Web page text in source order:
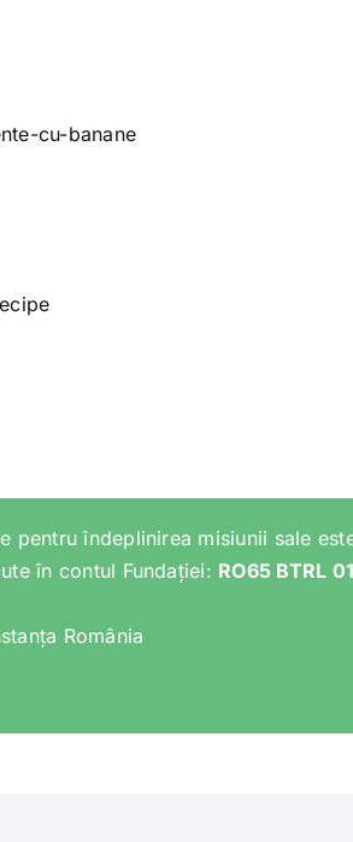
cu-banane
pentru îndeplinirea misiunii sale
în contul Fundației: RO65 BTRL
România